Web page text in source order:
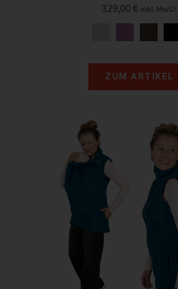
329,00 € inkl. MwSt.
ZUM ARTIKEL